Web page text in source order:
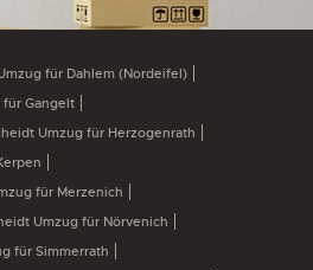
für Dahlem (Nordeifel)
Gangelt
Umzug für Herzogenrath
für Merzenich
Umzug für Nörvenich
für Simmerrath